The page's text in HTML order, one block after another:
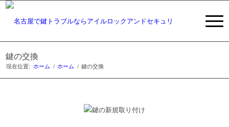
鍵の交換
現在位置: ホーム / ホーム / 鍵の交換